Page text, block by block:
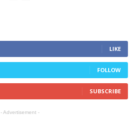
LIKE
FOLLOW
SUBSCRIBE
- Advertisement -